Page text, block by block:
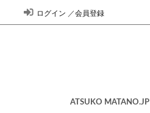
ログイン ／会員登録
ATSUKO MATANO.JP